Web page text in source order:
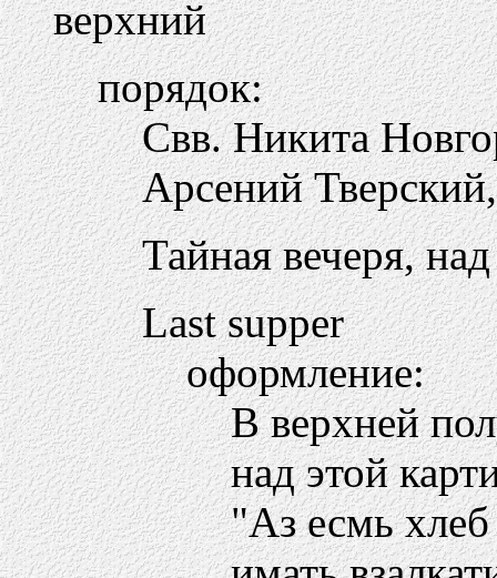
верхний
порядок:
Свв. Никита
Арсений
Тайная вечеря,
Last supper
оформление:
В верхней
над этой
"Аз есмь